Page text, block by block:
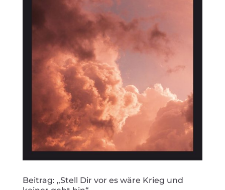
Beitrag: „Stell Dir vor es wäre Krieg und